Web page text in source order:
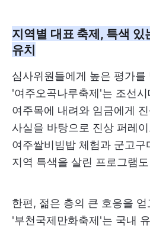
지역별 대표 축제, 특색 있
유치
심사위원들에게 높은 평가를
'여주오곡나루축제'는 조선
여주목에 내려와 임금에게
사실을 바탕으로 진상 퍼레
여주쌀비빔밥 체험과 군고
지역 특색을 살린 프로그램
한편, 젊은 층의 큰 호응을 얻
'부천국제만화축제'는 국내